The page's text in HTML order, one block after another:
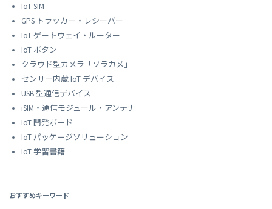
IoT SIM
GPS トラッカー・レシーバー
IoT ゲートウェイ・ルーター
IoT ボタン
クラウド型カメラ「ソラカメ」
センサー内蔵 IoT デバイス
USB 型通信デバイス
iSIM・通信モジュール・アンテナ
IoT 開発ボード
IoT パッケージソリューション
IoT 学習書籍
おすすめキーワード